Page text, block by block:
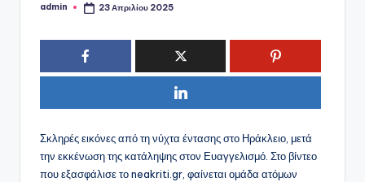
Συγγραφέας:
admin 23 Απριλίου 2025
Σκληρές εικόνες από τη νύχτα έντασης στο Ηράκλειο, μετά
την εκκένωση της κατάληψης στον Ευαγγελισμό. Στο βίντεο
που εξασφάλισε το neakriti.gr, φαίνεται ομάδα ατόμων